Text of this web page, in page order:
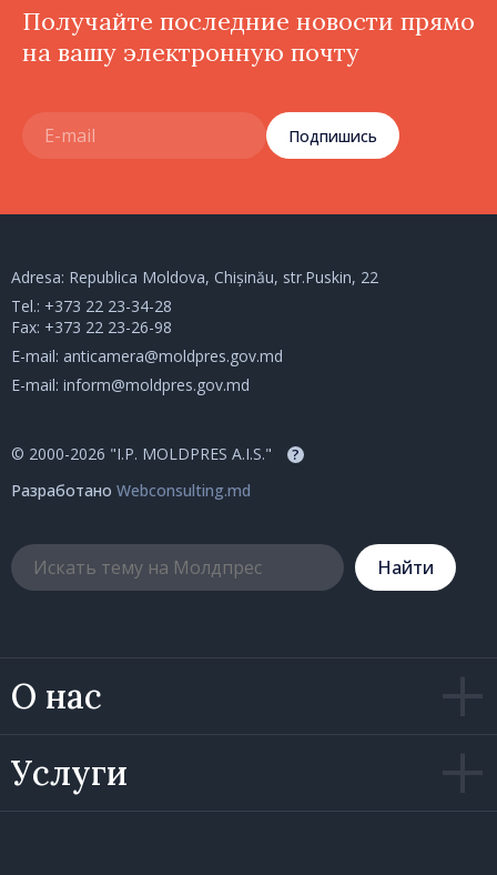
Получайте последние новости прямо
на вашу электронную почту
Подпишись
О нас
Услуги
Adresa: Republica Moldova, Chișinău, str.Puskin, 22
Tel.: +373 22 23-34-28
Fax: +373 22 23-26-98
E-mail: anticamera@moldpres.gov.md
E-mail: inform@moldpres.gov.md
© 2000-2026 "I.P. MOLDPRES A.I.S." ?
Разработано Webconsulting.md
Hайти